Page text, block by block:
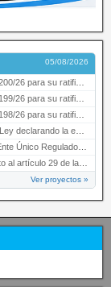
05/08/2026
para su ratificación.
para su ratificación.
para su ratificación.
del servicio educativ…
servicios públicos de la …
la Ley provincial N° 1399…
Ver proyectos »